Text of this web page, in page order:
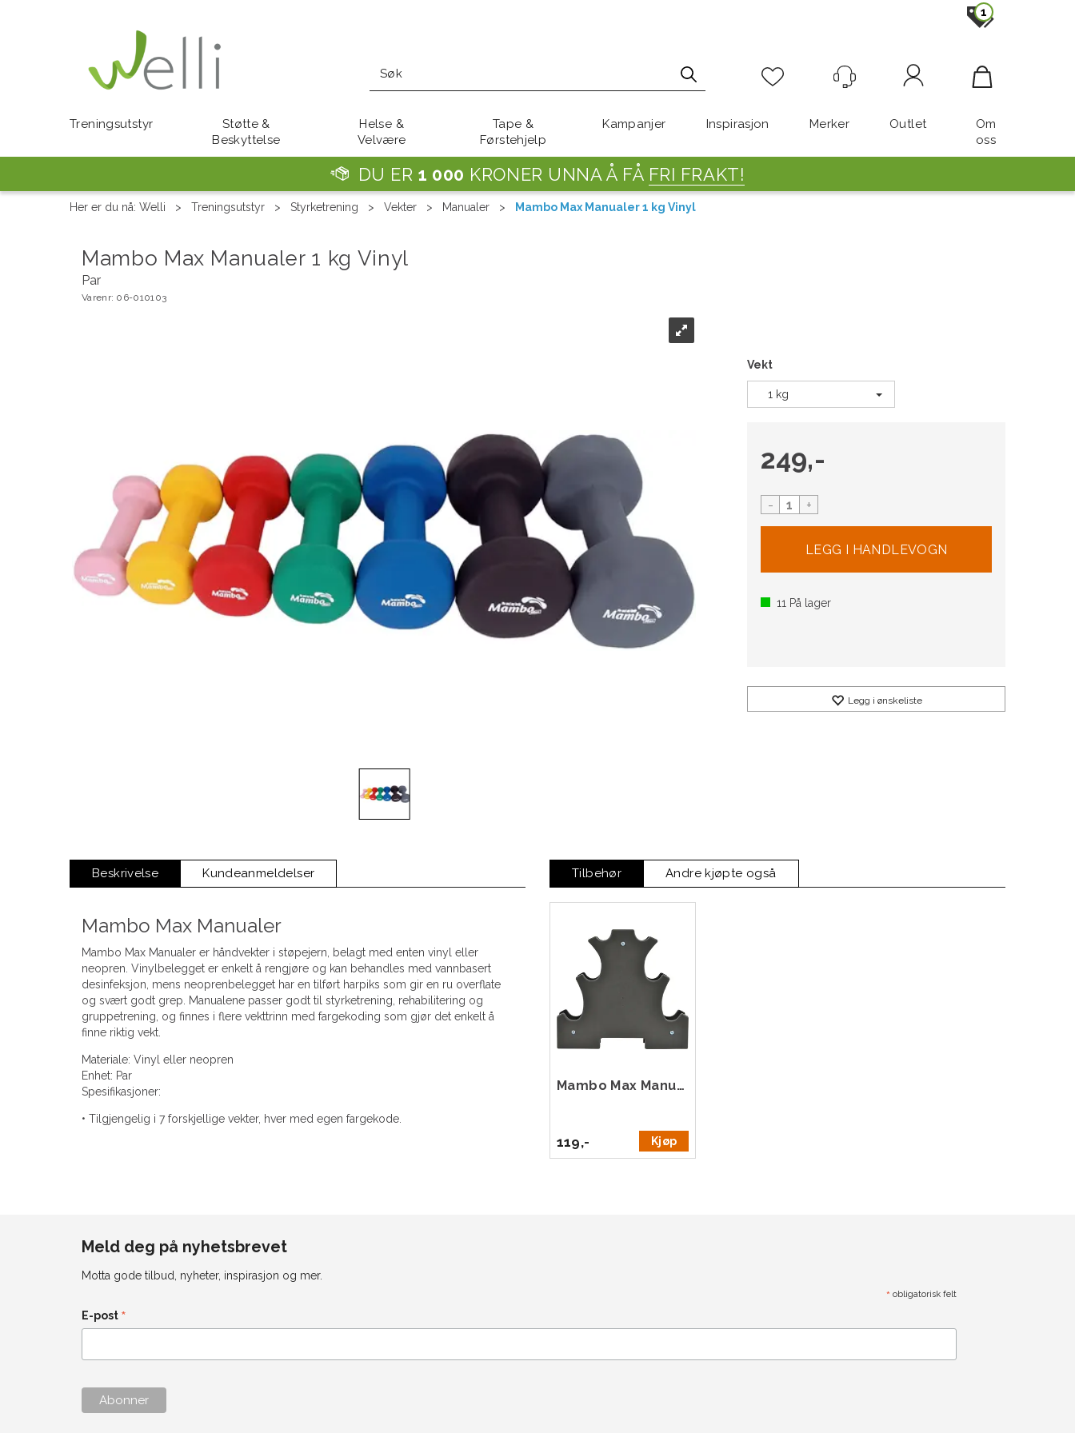
1
Treningsutstyr
Støtte &
Beskyttelse
Helse &
Velvære
Tape &
Førstehjelp
Kampanjer Inspirasjon Merker Outlet
Om
oss
DU ER1 000 KRONER UNNA Å FÅ FRI FRAKT!
Her er du nå: Welli > Treningsutstyr > Styrketrening > Vekter > Manualer > Mambo Max Manualer 1 kg Vinyl
Mambo Max Manualer 1 kg Vinyl
Par
Varenr: 06-010103
Vekt
1 kg
249,-
- +
11 På lager
Legg i ønskeliste
Beskrivelse Kundeanmeldelser
Mambo Max Manualer
Mambo Max Manualer er håndvekter i støpejern, belagt med enten vinyl eller
neopren. Vinylbelegget er enkelt å rengjøre og kan behandles med vannbasert
desinfeksjon, mens neoprenbelegget har en tilført harpiks som gir en ru overflate
og svært godt grep. Manualene passer godt til styrketrening, rehabilitering og
gruppetrening, og finnes i flere vekttrinn med fargekoding som gjør det enkelt å
finne riktig vekt.
Materiale: Vinyl eller neopren
Enhet: Par
Spesifikasjoner:
• Tilgjengelig i 7 forskjellige vekter, hver med egen fargekode.
Tilbehør Andre kjøpte også
Mambo Max Manualstativ
119,- Kjøp
Meld deg på nyhetsbrevet
Motta gode tilbud, nyheter, inspirasjon og mer.
* obligatorisk felt
E-post *